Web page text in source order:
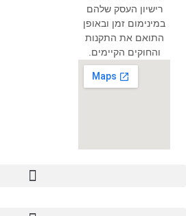
רישיון העסק שלהם
במינימום זמן ובאופן
התואם את התקנות
והחוקים הקיימים.